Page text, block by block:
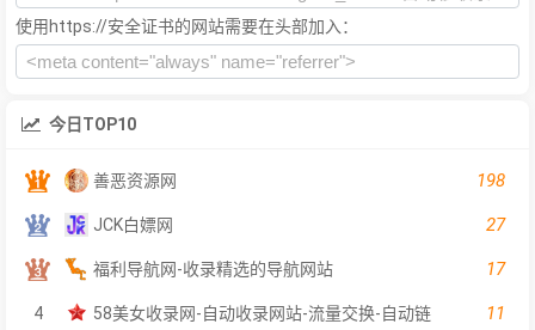
使用https://安全证书的网站需要在头部加入：
今日TOP10
善恶资源网 198
JCK白嫖网 27
福利导航网-收录精选的导航网站 17
4 58美女收录网-自动收录网站-流量交换-自动链 11